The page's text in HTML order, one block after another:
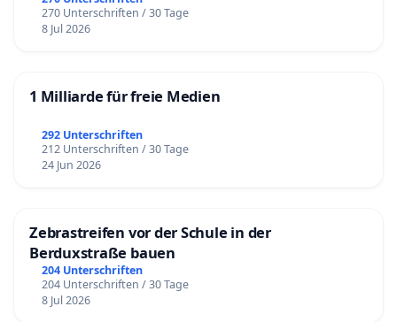
270 Unterschriften / 30 Tage
8 Jul 2026
1 Milliarde für freie Medien
292 Unterschriften
212 Unterschriften / 30 Tage
24 Jun 2026
Zebrastreifen vor der Schule in der
Berduxstraße bauen
204 Unterschriften
204 Unterschriften / 30 Tage
8 Jul 2026